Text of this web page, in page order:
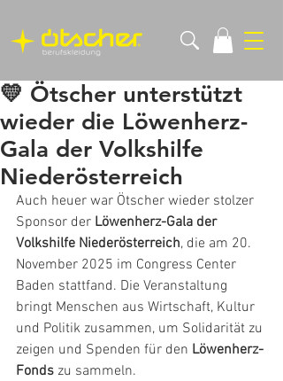
💛 Ötscher unterstützt
wieder die Löwenherz-
Gala der Volkshilfe
Niederösterreich
Auch heuer war Ötscher wieder stolzer
Sponsor der Löwenherz-Gala der
Volkshilfe Niederösterreich, die am 20.
November 2025 im Congress Center
Baden stattfand. Die Veranstaltung
bringt Menschen aus Wirtschaft, Kultur
und Politik zusammen, um Solidarität zu
zeigen und Spenden für den Löwenherz-
Fonds zu sammeln.